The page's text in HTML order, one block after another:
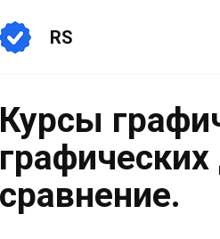
RS
Курсы
сравнение.